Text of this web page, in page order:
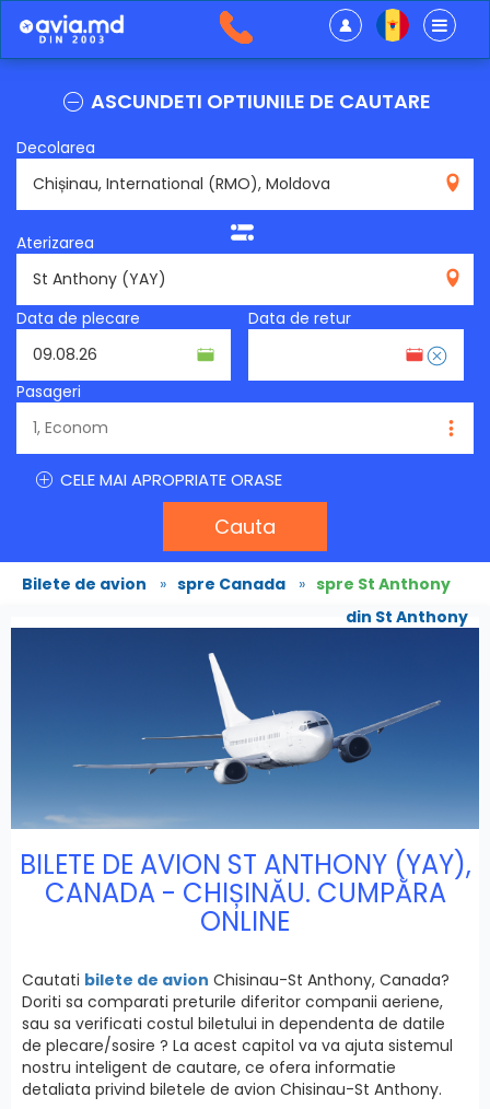
ASCUNDETI OPTIUNILE DE CAUTARE
Decolarea
Aterizarea
Data de plecare
Data de retur
Pasageri
CELE MAI APROPRIATE ORASE
Cauta
Bilete de avion » spre Canada » spre St Anthony
din St Anthony
BILETE DE AVION ST ANTHONY (YAY),
CANADA - CHIȘINĂU. CUMPĂRA
ONLINE
Cautati bilete de avion Chisinau-St Anthony, Canada?
Doriti sa comparati preturile diferitor companii aeriene,
sau sa verificati costul biletului in dependenta de datile
de plecare/sosire ? La acest capitol va va ajuta sistemul
nostru inteligent de cautare, ce ofera informatie
detaliata privind biletele de avion Chisinau-St Anthony.